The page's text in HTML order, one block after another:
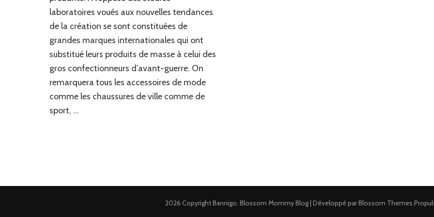
laboratoires voués aux nouvelles tendances
de la création se sont constituées de
grandes marques internationales qui ont
substitué leurs produits de masse à celui des
gros confectionneurs d’avant-guerre. On
remarquera tous les accessoires de mode
comme les chaussures de ville comme de
sport, …
2026 CopyrightBannigo. Blossom Mommy Blog | Développé parBlossom Themes